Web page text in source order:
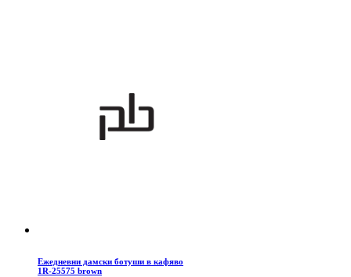
Ежедневни дамски ботуши в кафяво
1R-25575 brown